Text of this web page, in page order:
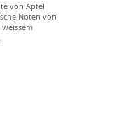
von Apfel
Noten von